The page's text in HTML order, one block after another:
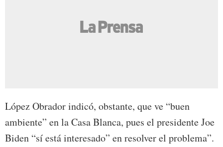
López Obrador indicó, obstante, que ve “buen
ambiente” en la Casa Blanca, pues el presidente Joe
Biden “sí está interesado” en resolver el problema”.